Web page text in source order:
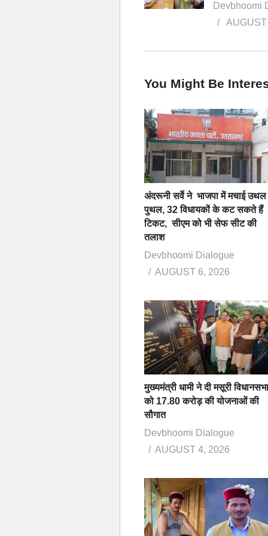
Devbhoomi
You Might Be
अंदरूनी सर्वे ने भाजपा में मचाई उथल
पुथल, 32 विधायकों के कट सकते हैं
टिकट, सीएम को भी सेफ सीट की
तलाश
Devbhoomi Dialogue
AUGUST 6, 2026
मुख्यमंत्री धामी ने दी मसूरी विधानसभा
को 17.80 करोड़ की योजनाओं की
सौगात
Devbhoomi Dialogue
AUGUST 4, 2026